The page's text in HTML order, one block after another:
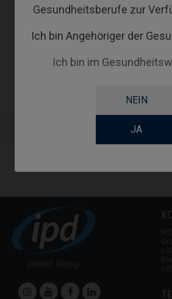
Gesundheitsberufe zur
Ich bin Angehöriger der
Ich bin im
NEIN
JA